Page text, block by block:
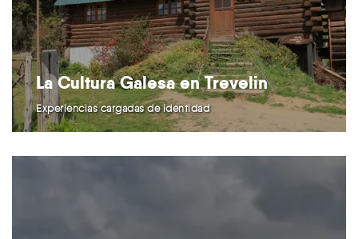
La Cultura Galesa en Trevelin
Experiencias cargadas de identidad